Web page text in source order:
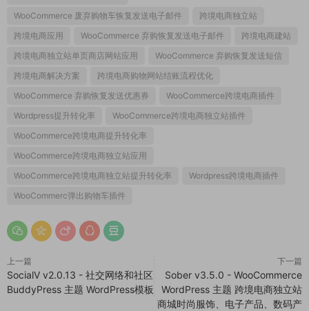
WooCommerce 废弃购物车恢复发送电子邮件
跨境电商独立站
跨境电商应用
WooCommerce 弃购恢复发送电子邮件
跨境电商建站
跨境电商独立站单页商店网站应用
WooCommerce 弃购恢复发送短信
跨境电商解决方案
跨境电商购物网站结账流程优化
WooCommerce 弃购恢复发送优惠券
WooCommerce跨境电商插件
Wordpress提升转化率
WooCommerce跨境电商独立站插件
WooCommerce跨境电商提升转化率
WooCommerce跨境电商独立站应用
WooCommerce跨境电商独立站提升转化率
Wordpress跨境电商插件
WooCommerc弹出购物车插件
上一篇
SocialV v2.0.13 - 社交网络和社区
BuddyPress 主题 WordPress模板
下一篇
Sober v3.5.0 - WooCommerce
WordPress 主题 跨境电商独立站
商城时尚服饰、电子产品、数码产